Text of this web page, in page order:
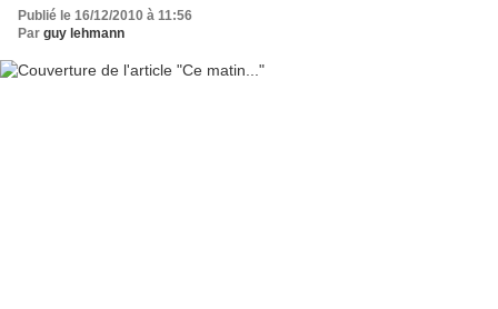
Publié le 16/12/2010 à 11:56
Par guy lehmann